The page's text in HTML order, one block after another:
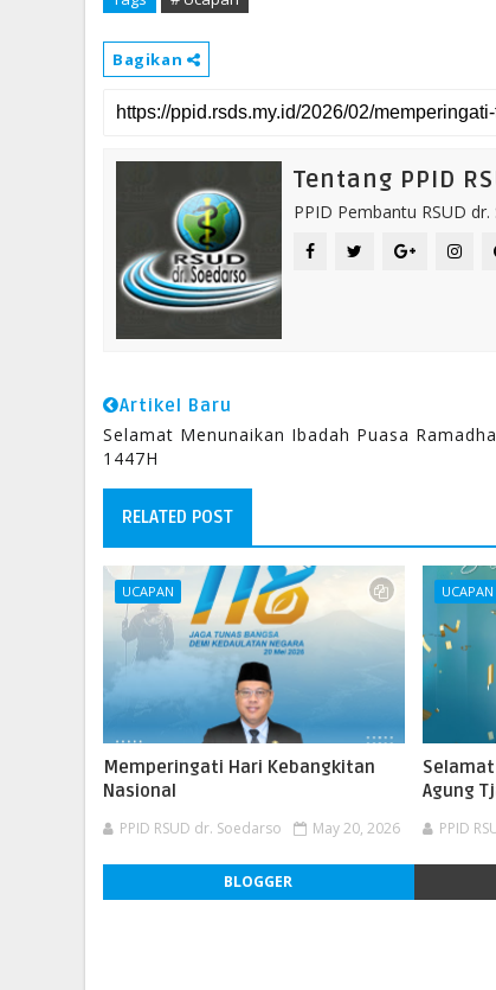
Bagikan
Tentang PPID
PPID Pembantu RSUD
Artikel Baru
Selamat Menunaikan Ibadah Puasa
1447H
RELATED POST
UCAPAN
Memperingati Hari Kebangkitan
Nasional
PPID RSUD dr. Soedarso May 20, 2026
UCAPAN
Agung
PPID
BLOGGER